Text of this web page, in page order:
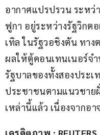
อากาศแปรปรวน ระหว่
ฟูกา อยู่ระหว่างรัฐวิกต
เทิล ในรัฐวอชิงตัน ทาง
ผลให้ตู้คอนเทนเนอร์จ
รัฐบาลของทั้งสองประ
ประชาชนตามแนวชาย
เหล่านี้แล้ว เนื่องจากอ